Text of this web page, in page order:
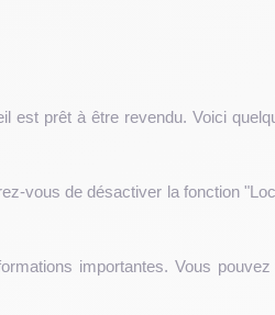
est prêt à être revendu. Voici
vous de désactiver la fonction
importantes. Vous